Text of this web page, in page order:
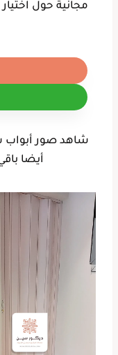
مجانية حول
شاهد صور أبواب
أيضا